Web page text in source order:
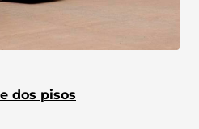
dos pisos